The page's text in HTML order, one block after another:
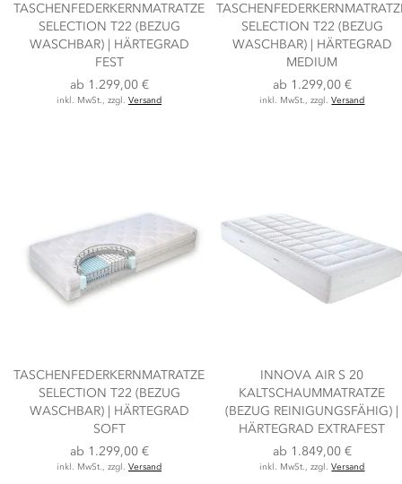
TASCHENFEDERKERNMATRATZE
SELECTION T22 (BEZUG
WASCHBAR) | HÄRTEGRAD
FEST
ab 1.299,00 €
inkl. MwSt., zzgl. Versand
SELECTION T22 (BEZUG
WASCHBAR) | HÄRTEGRAD
MEDIUM
ab 1.299,00 €
inkl. MwSt., zzgl.Versand
TASCHENFEDERKERNMATRATZE
SELECTION T22 (BEZUG
WASCHBAR) | HÄRTEGRAD
SOFT
ab 1.299,00 €
inkl. MwSt., zzgl. Versand
INNOVA AIR S 20
KALTSCHAUMMATRATZE
(BEZUG REINIGUNGSFÄHIG) |
HÄRTEGRAD EXTRAFEST
ab 1.849,00 €
inkl. MwSt., zzgl.Versand